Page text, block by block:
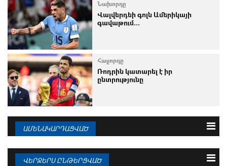
Նախորդը
Վալվերդեի գոլն Ամերիկայի
գավաթում...
Հաջորդը
Ռոդրին կատարել է իր
ընտրությունը
ԱՄԵՆԱԿԱՐԴԱՑՎԱԾ
ՎԵՐՋԵՐՍ ԸՆԹԵՐՑՎԱԾ